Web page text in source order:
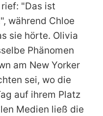
"Das ist
während Chloe
sie hörte. Olivia
Phänomen
am New Yorker
sei, wo die
auf ihrem Platz
Medien ließ die